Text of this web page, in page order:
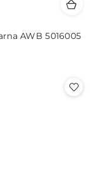
AWB 5016005